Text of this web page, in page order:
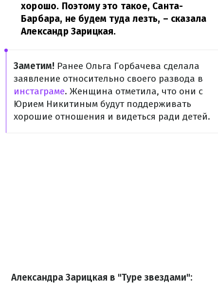
хорошо. Поэтому это такое, Санта-
Барбара, не будем туда лезть, – сказала
Александр Зарицкая.
Заметим! Ранее Ольга Горбачева сделала
заявление относительно своего развода в
инстаграме. Женщина отметила, что они с
Юрием Никитиным будут поддерживать
хорошие отношения и видеться ради детей.
Александра Зарицкая в "Туре звездами":